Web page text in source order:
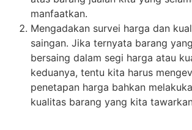
manfaatkan.
Mengadakan survei harga dan
saingan. Jika ternyata barang
bersaing dalam segi harga atau
keduanya, tentu kita harus
penetapan harga bahkan
kualitas barang yang kita